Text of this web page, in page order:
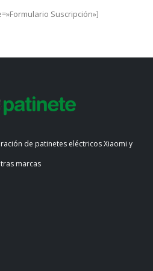
Suscripción»]
de patinetes eléctricos Xiaomi y
marcas